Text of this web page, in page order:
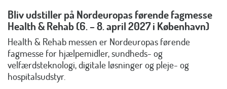
Bliv udstiller på Nordeuropas førende fagmesse
Health & Rehab (6. – 8. april 2027 i København)
Health & Rehab messen er Nordeuropas førende
fagmesse for hjælpemidler, sundheds- og
velfærdsteknologi, digitale løsninger og pleje- og
hospitalsudstyr.